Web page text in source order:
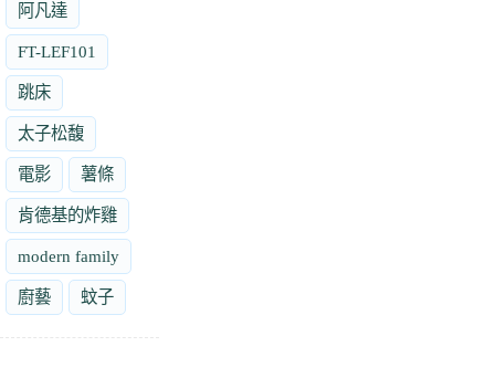
阿凡達
FT-LEF101
跳床
太子松馥
電影 薯條
肯德基的炸雞
modern family
廚藝 蚊子